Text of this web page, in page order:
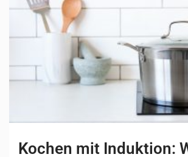
Kochen mit Induktion: